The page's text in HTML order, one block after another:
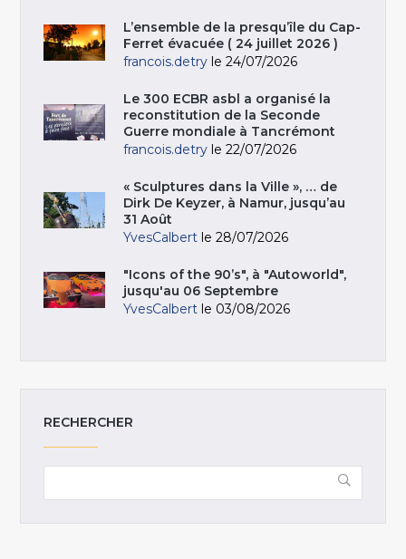
L’ensemble de la presqu’île du Cap-
Ferret évacuée ( 24 juillet 2026 )
francois.detry le 24/07/2026
Le 300 ECBR asbl a organisé la
reconstitution de la Seconde
Guerre mondiale à Tancrémont
francois.detry le 22/07/2026
« Sculptures dans la Ville », … de
Dirk De Keyzer, à Namur, jusqu’au
31 Août
YvesCalbert le 28/07/2026
"Icons of the 90’s", à "Autoworld",
jusqu'au 06 Septembre
YvesCalbert le 03/08/2026
RECHERCHER